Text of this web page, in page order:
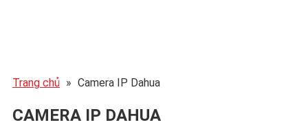
Trang chủ » Camera IP Dahua
CAMERA IP DAHUA